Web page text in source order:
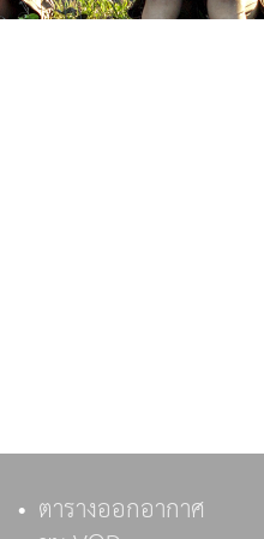
ตารางออกอากาศ